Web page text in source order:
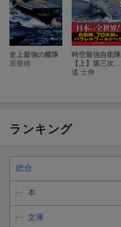
史上最強の艦隊
原俊雄
時空最強自衛隊
【上】第三次大
戦勃発！
遙 士伸
ランキング
総合
本
文庫